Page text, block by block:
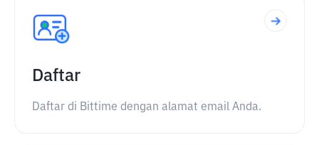
Daftar
Daftar di Bittime dengan alamat email Anda.